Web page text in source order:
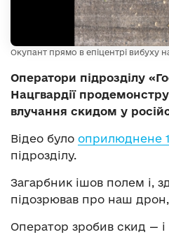
Окупант прямо в епіцентрі вибуху
Оператори підрозділу
Нацгвардії
влучання скидом у
Відео було оприлюднене
підрозділу.
Загарбник ішов полем і,
підозрював про наш
Оператор зробив скид — і